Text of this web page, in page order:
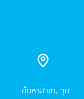
ค้นหาสาขา, จุด